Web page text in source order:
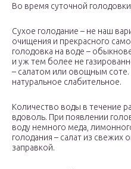
Во время суточной
Сухое голодание – не наш
очищения и прекрасного
голодовка на воде –
и уж тем более не
– салатом или овощным
натуральное слабительное.
Количество воды в течение
вдоволь. При появлении
воду немного меда,
голодания – салат из
заправкой.